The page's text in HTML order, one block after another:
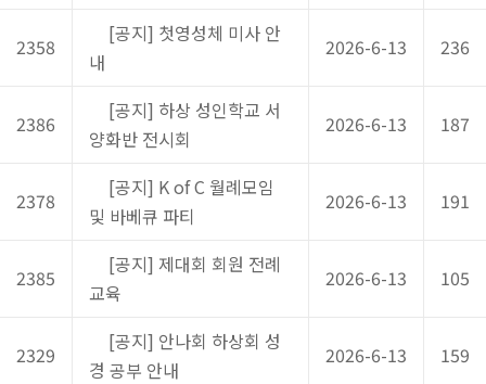
2358
[공지] 첫영성체 미사 안
내
2026-6-13 236
2386
[공지] 하상 성인학교 서
양화반 전시회
2026-6-13 187
2378
[공지] K of C 월례모임
및 바베큐 파티
2026-6-13 191
2385
[공지] 제대회 회원 전례
교육
2026-6-13 105
2329
[공지] 안나회 하상회 성
경 공부 안내
2026-6-13 159